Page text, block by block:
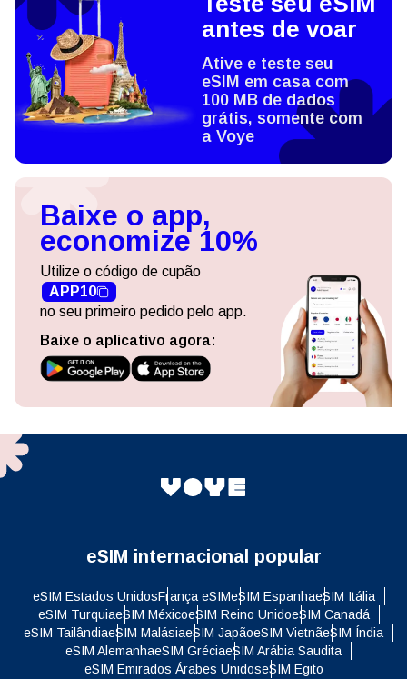
antes de voar
Ative e teste seu
eSIM em casa com
100 MB de dados
grátis, somente com
a Voye
Baixe o app,
economize 10%
Utilize o código de cupão
APP10
no seu primeiro pedido pelo app.
Baixe o aplicativo agora:
eSIM internacional popular
eSIM Estados UnidosFrança eSIMeSIM EspanhaeSIM Itália
eSIM TurquiaeSIM MéxicoeSIM Reino UnidoeSIM Canadá
eSIM TailândiaeSIM MalásiaeSIM JapãoeSIM VietnãeSIM Índia
eSIM AlemanhaeSIM GréciaeSIM Arábia Saudita
eSIM Emirados Árabes UnidoseSIM Egito